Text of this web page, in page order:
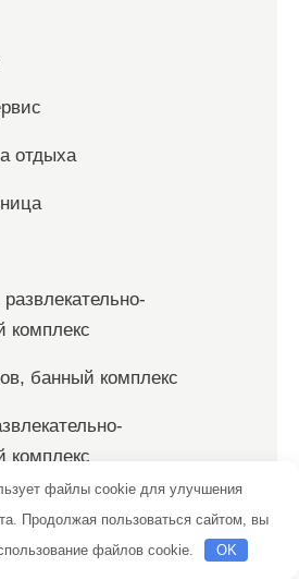
отдыха
комплекс
банный комплекс
комплекс
баня
сауна
файлы cookie для улучшения
Продолжая пользоваться сайтом, вы
файлов cookie.
OK